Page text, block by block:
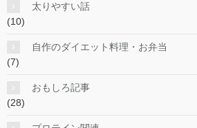
太りやすい話
(10)
自作のダイエット料理・お弁当
(7)
おもしろ記事
(28)